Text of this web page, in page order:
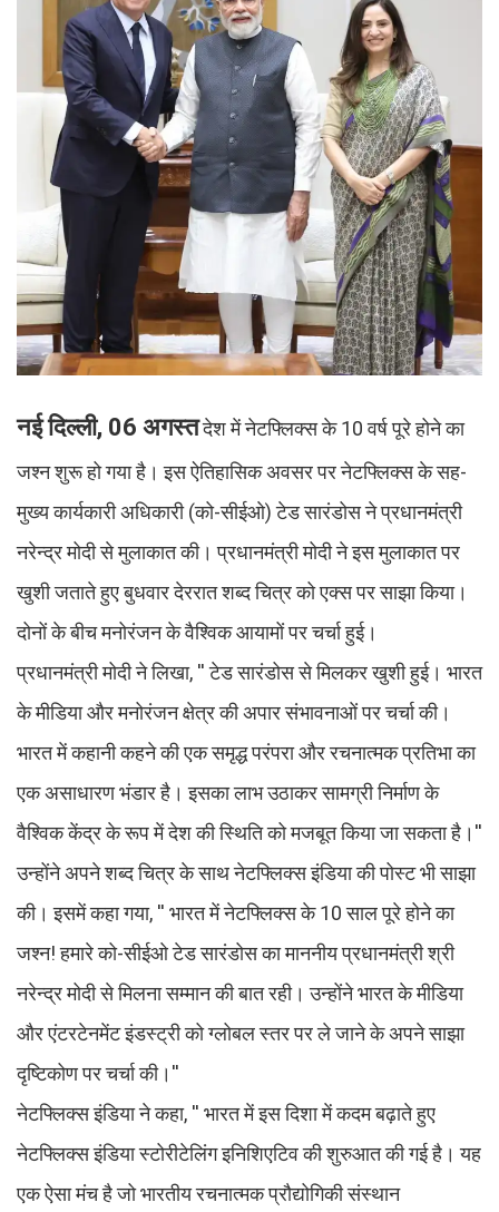
नई दिल्ली, 06 अगस्तदेश में नेटफ्लिक्स के 10 वर्ष पूरे होने का
जश्न शुरू हो गया है। इस ऐतिहासिक अवसर पर नेटफ्लिक्स के सह-
मुख्य कार्यकारी अधिकारी (को-सीईओ) टेड सारंडोस ने प्रधानमंत्री
नरेन्द्र मोदी से मुलाकात की। प्रधानमंत्री मोदी ने इस मुलाकात पर
खुशी जताते हुए बुधवार देररात शब्द चित्र को एक्स पर साझा किया।
दोनों के बीच मनोरंजन के वैश्विक आयामों पर चर्चा हुई।
प्रधानमंत्री मोदी ने लिखा, '' टेड सारंडोस से मिलकर खुशी हुई। भारत
के मीडिया और मनोरंजन क्षेत्र की अपार संभावनाओं पर चर्चा की।
भारत में कहानी कहने की एक समृद्ध परंपरा और रचनात्मक प्रतिभा का
एक असाधारण भंडार है। इसका लाभ उठाकर सामग्री निर्माण के
वैश्विक केंद्र के रूप में देश की स्थिति को मजबूत किया जा सकता है।''
उन्होंने अपने शब्द चित्र के साथ नेटफ्लिक्स इंडिया की पोस्ट भी साझा
की। इसमें कहा गया, '' भारत में नेटफ्लिक्स के 10 साल पूरे होने का
जश्न! हमारे को-सीईओ टेड सारंडोस का माननीय प्रधानमंत्री श्री
नरेन्द्र मोदी से मिलना सम्मान की बात रही। उन्होंने भारत के मीडिया
और एंटरटेनमेंट इंडस्ट्री को ग्लोबल स्तर पर ले जाने के अपने साझा
दृष्टिकोण पर चर्चा की।''
नेटफ्लिक्स इंडिया ने कहा, '' भारत में इस दिशा में कदम बढ़ाते हुए
नेटफ्लिक्स इंडिया स्टोरीटेलिंग इनिशिएटिव की शुरुआत की गई है। यह
एक ऐसा मंच है जो भारतीय रचनात्मक प्रौद्योगिकी संस्थान